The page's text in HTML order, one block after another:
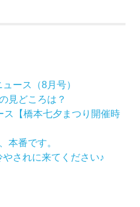
ース（8月号）
見どころは？
【橋本七夕まつり開催時
本番です。
されに来てください♪